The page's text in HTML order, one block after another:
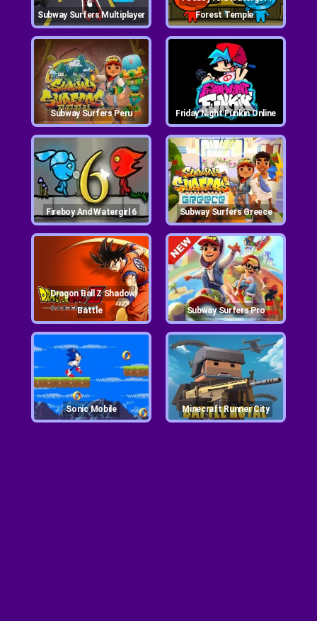
Subway Surfers Multiplayer
Forest Temple
Subway Surfers Peru Friday Night Funkin Online
Fireboy And Watergirl 6 Subway Surfers Greece
Dragon Ball Z Shadow
Battle
Subway Surfers Pro
Sonic Mobile Minecraft Runner City